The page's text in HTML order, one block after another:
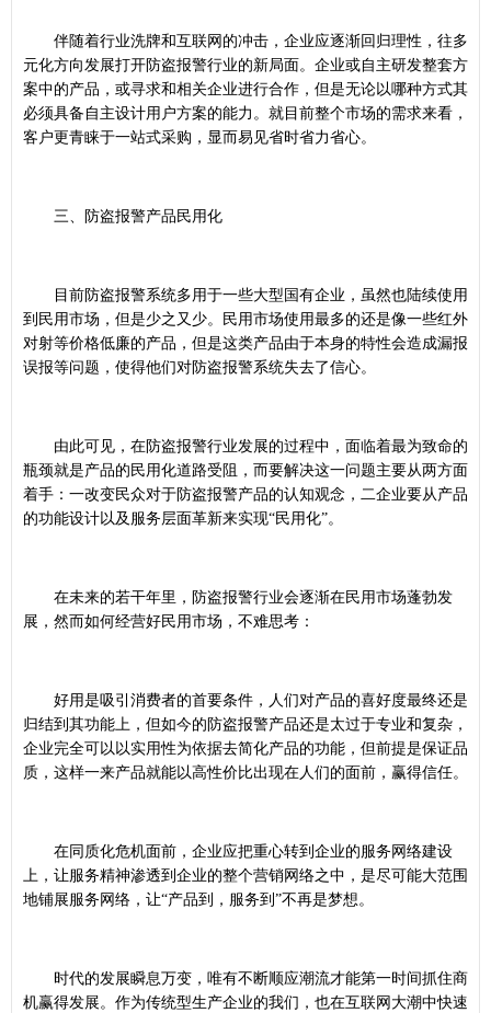
伴随着行业洗牌和互联网的冲击，企业应逐渐回归理性，往多
元化方向发展打开防盗报警行业的新局面。企业或自主研发整套方
案中的产品，或寻求和相关企业进行合作，但是无论以哪种方式其
必须具备自主设计用户方案的能力。就目前整个市场的需求来看，
客户更青睐于一站式采购，显而易见省时省力省心。
三、防盗报警产品民用化
目前防盗报警系统多用于一些大型国有企业，虽然也陆续使用
到民用市场，但是少之又少。民用市场使用最多的还是像一些红外
对射等价格低廉的产品，但是这类产品由于本身的特性会造成漏报
误报等问题，使得他们对防盗报警系统失去了信心。
由此可见，在防盗报警行业发展的过程中，面临着最为致命的
瓶颈就是产品的民用化道路受阻，而要解决这一问题主要从两方面
着手：一改变民众对于防盗报警产品的认知观念，二企业要从产品
的功能设计以及服务层面革新来实现“民用化”。
在未来的若干年里，防盗报警行业会逐渐在民用市场蓬勃发
展，然而如何经营好民用市场，不难思考：
好用是吸引消费者的首要条件，人们对产品的喜好度最终还是
归结到其功能上，但如今的防盗报警产品还是太过于专业和复杂，
企业完全可以以实用性为依据去简化产品的功能，但前提是保证品
质，这样一来产品就能以高性价比出现在人们的面前，赢得信任。
在同质化危机面前，企业应把重心转到企业的服务网络建设
上，让服务精神渗透到企业的整个营销网络之中，是尽可能大范围
地铺展服务网络，让“产品到，服务到”不再是梦想。
时代的发展瞬息万变，唯有不断顺应潮流才能第一时间抓住商
机赢得发展。作为传统型生产企业的我们，也在互联网大潮中快速